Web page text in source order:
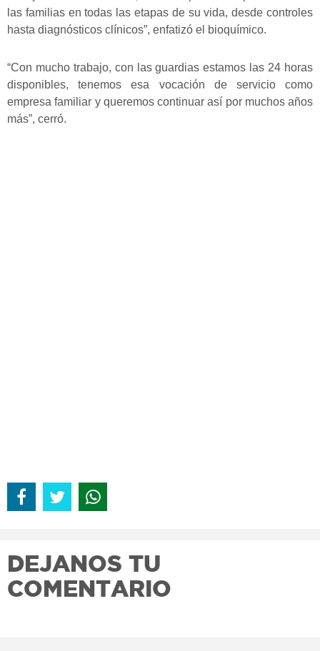
las familias en todas las etapas de su vida, desde controles
hasta diagnósticos clínicos”, enfatizó el bioquímico.
“Con mucho trabajo, con las guardias estamos las 24 horas
disponibles, tenemos esa vocación de servicio como
empresa familiar y queremos continuar así por muchos años
más”, cerró.
DEJANOS TU
COMENTARIO